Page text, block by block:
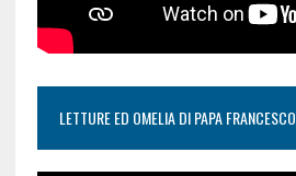
LETTURE ED OMELIA DI PAPA FRANCESCO